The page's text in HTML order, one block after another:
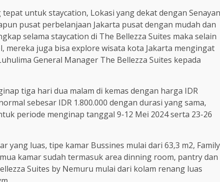
untuk staycation, Lokasi yang dekat dengan Senayan
pusat perbelanjaan Jakarta pusat dengan mudah dan
selama staycation di The Bellezza Suites maka selain
mereka juga bisa explore wisata kota Jakarta mengingat
General Manager The Bellezza Suites kepada
tiga hari dua malam di kemas dengan harga IDR
sebesar IDR 1.800.000 dengan durasi yang sama,
periode menginap tanggal 9-12 Mei 2024 serta 23-26
yang luas, tipe kamar Bussines mulai dari 63,3 m2, Family
kamar sudah termasuk area dinning room, pantry dan
Suites by Nemuru mulai dari kolam renang luas